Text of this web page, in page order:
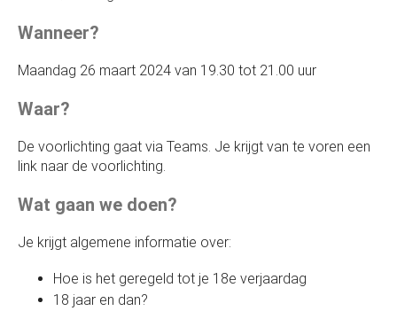
Wanneer?
Maandag 26 maart 2024 van 19.30 tot 21.00 uur
Waar?
De voorlichting gaat via Teams. Je krijgt van te voren een
link naar de voorlichting.
Wat gaan we doen?
Je krijgt algemene informatie over:
Hoe is het geregeld tot je 18e verjaardag
18 jaar en dan?